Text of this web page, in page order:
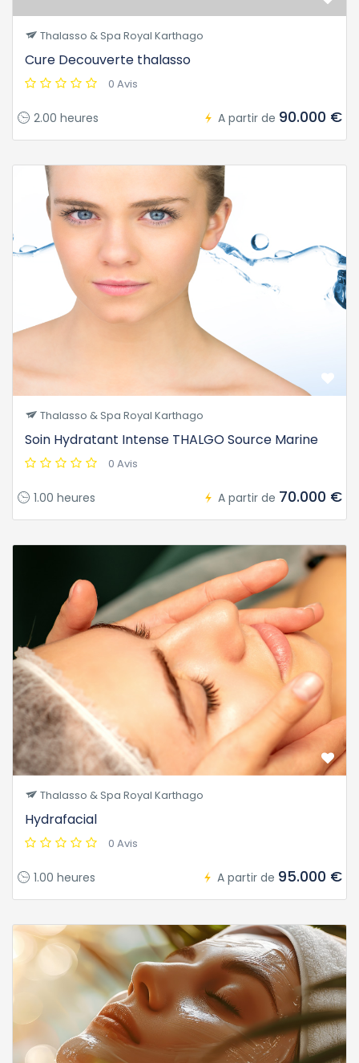
Thalasso & Spa Royal Karthago
Cure Decouverte thalasso
0 Avis
2.00 heures A partir de 90.000 €
Thalasso & Spa Royal Karthago
Soin Hydratant Intense THALGO Source Marine
0 Avis
1.00 heures A partir de 70.000 €
Thalasso & Spa Royal Karthago
Hydrafacial
0 Avis
1.00 heures A partir de 95.000 €